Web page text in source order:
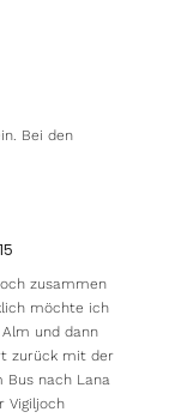
Bei den
zusammen
möchte ich
und dann
zurück mit der
Bus nach Lana
Vigiljoch